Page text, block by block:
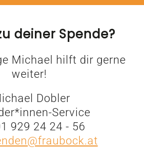
deiner Spende?
Michael hilft dir gerne
weiter!
Dobler
Service
929 24 24 - 56